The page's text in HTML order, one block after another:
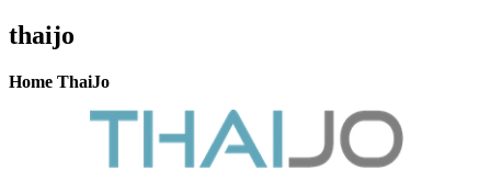
thaijo
Home ThaiJo